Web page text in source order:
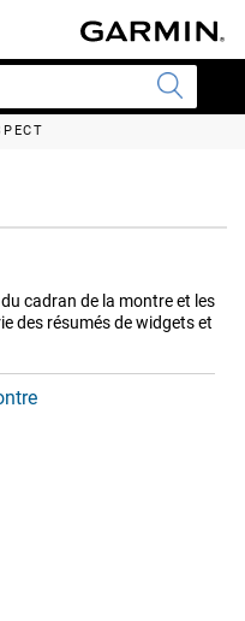
cadran de la montre et les
des résumés de widgets et